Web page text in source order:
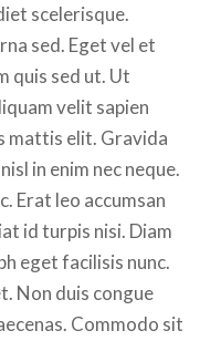
scelerisque.
sed. Eget vel et
quis sed ut. Ut
velit sapien
mattis elit. Gravida
in enim nec neque.
Erat leo accumsan
id turpis nisi. Diam
eget facilisis nunc.
Non duis congue
Commodo sit